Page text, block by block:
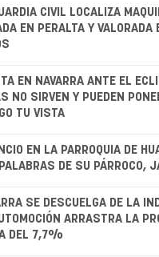
CIVIL LOCALIZA
EN PERALTA Y
EN NAVARRA ANTE EL
NO SIRVEN Y PUEDEN
TU VISTA
EN LA PARROQUIA DE
DE SU PÁRROCO,
SE DESCUELGA DE LA
ARRASTRA LA
DEL 7,7%